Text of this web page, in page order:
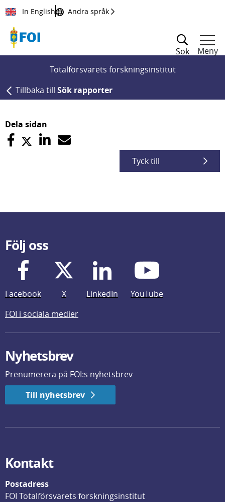
Till innehållet
In English Andra språk
Sök
Meny
Totalförsvarets forskningsinstitut
Tillbaka till Sök rapporter
Dela sidan
Tyck till
Följ oss
Facebook X LinkedIn
YouTube
FOI i sociala medier
Nyhetsbrev
Prenumerera på FOI:s nyhetsbrev
Till nyhetsbrev
Kontakt
Postadress
FOI Totalförsvarets forskningsinstitut